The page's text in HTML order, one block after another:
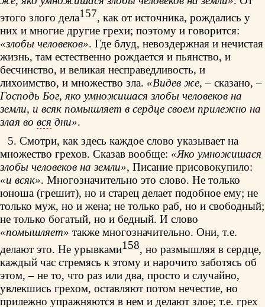
этого злого дела157, как от источника, рождались у
них и многие другие грехи; поэтому и говорится:
«злобы человеков». Где блуд, невоздержная и нечистая
жизнь, там естественно рождается и пьянство, и
бесчинство, и великая несправедливость, и
лихоимство, и множество зла. «Видев же, – сказано, –
Господь Бог, яко умножишася злобы человеков на
земли, и всяк помышляет в сердце своем прилежно на
злая во вся дни».
5. Смотри, как здесь каждое слово указывает на
множество грехов. Сказав вообще: «Яко умножишася
злобы человеков на земли», Писание присовокупило:
«и всяк». Многозначительно это слово. Не только
юноша (грешит), но и старец делает подобное ему; не
только муж, но и жена; не только раб, но и свободный;
не только богатый, но и бедный. И слово
«помышляет» также многозначительно. Они, т.е.
делают это. Не урывками158, но размышляя в сердце,
каждый час стремясь к этому и нарочито заботясь об
этом, – не то, что раз или два, просто и случайно,
увлекшись грехом, оставляют потом нечестие, но
прилежно упражняются в нем и делают злое; т.е. грех